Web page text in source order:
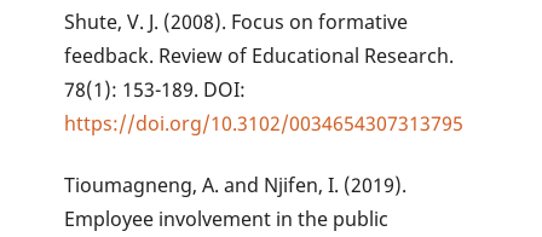
Shute, V. J. (2008). Focus on formative
feedback. Review of Educational Research.
78(1): 153-189. DOI:
https://doi.org/10.3102/0034654307313795
Tioumagneng, A. and Njifen, I. (2019).
Employee involvement in the public